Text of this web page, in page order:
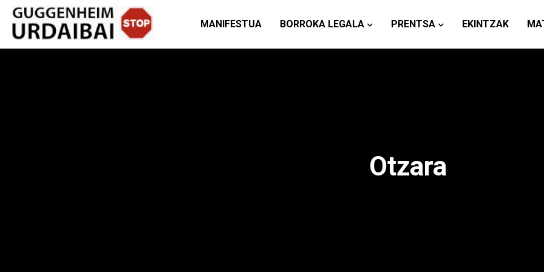
Otzara
MANIFESTUA BORROKA LEGALA PRENTSA EKINTZAK